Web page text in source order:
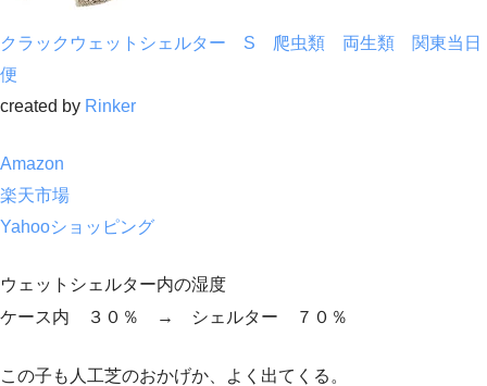
クラックウェットシェルター S 爬虫類 両生類 関東当日
便
created by Rinker
Amazon
楽天市場
Yahooショッピング
ウェットシェルター内の湿度
ケース内 ３０％ → シェルター ７０％
この子も人工芝のおかげか、よく出てくる。